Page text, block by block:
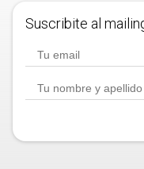
Suscribite al